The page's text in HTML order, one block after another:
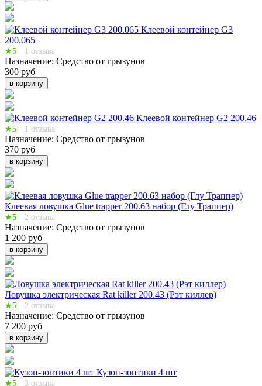
Клеевой контейнер G3
200.065
★5 1 отзыва
Назначение: Средство от грызунов
300 руб
в корзину
Клеевой контейнер G2 200.46
★5 1 отзыва
Назначение: Средство от грызунов
370 руб
в корзину
Клеевая ловушка Glue trapper 200.63 набор (Глу Траппер)
★5 2 отзыва
Назначение: Средство от грызунов
1 200 руб
в корзину
Ловушка электрическая Rat killer 200.43 (Рэт киллер)
★5 2 отзыва
Назначение: Средство от грызунов
7 200 руб
в корзину
Кузон-зонтики 4 шт
★5 3 отзыва